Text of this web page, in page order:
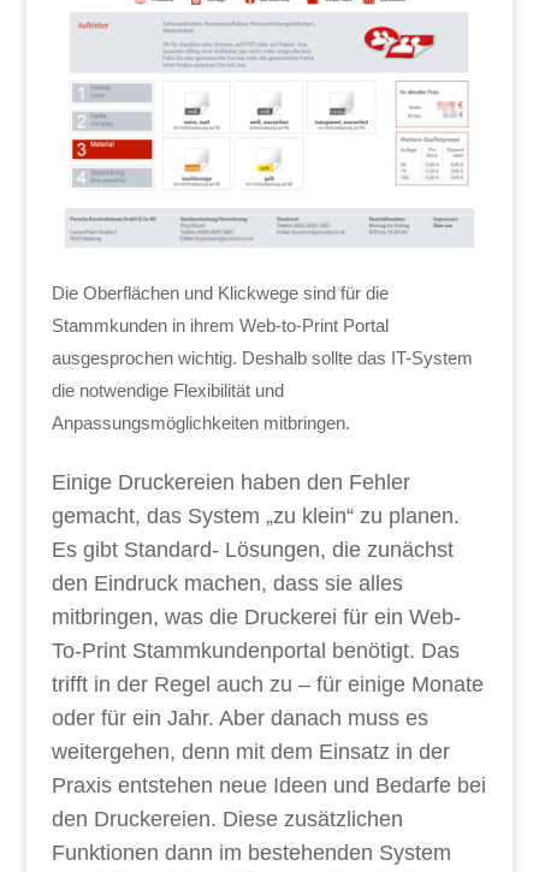
Die Oberflächen und Klickwege sind für die
Stammkunden in ihrem Web-to-Print Portal
ausgesprochen wichtig. Deshalb sollte das IT-System
die notwendige Flexibilität und
Anpassungsmöglichkeiten mitbringen.
Einige Druckereien haben den Fehler
gemacht, das System „zu klein“ zu planen.
Es gibt Standard- Lösungen, die zunächst
den Eindruck machen, dass sie alles
mitbringen, was die Druckerei für ein Web-
To-Print Stammkundenportal benötigt. Das
trifft in der Regel auch zu – für einige Monate
oder für ein Jahr. Aber danach muss es
weitergehen, denn mit dem Einsatz in der
Praxis entstehen neue Ideen und Bedarfe bei
den Druckereien. Diese zusätzlichen
Funktionen dann im bestehenden System